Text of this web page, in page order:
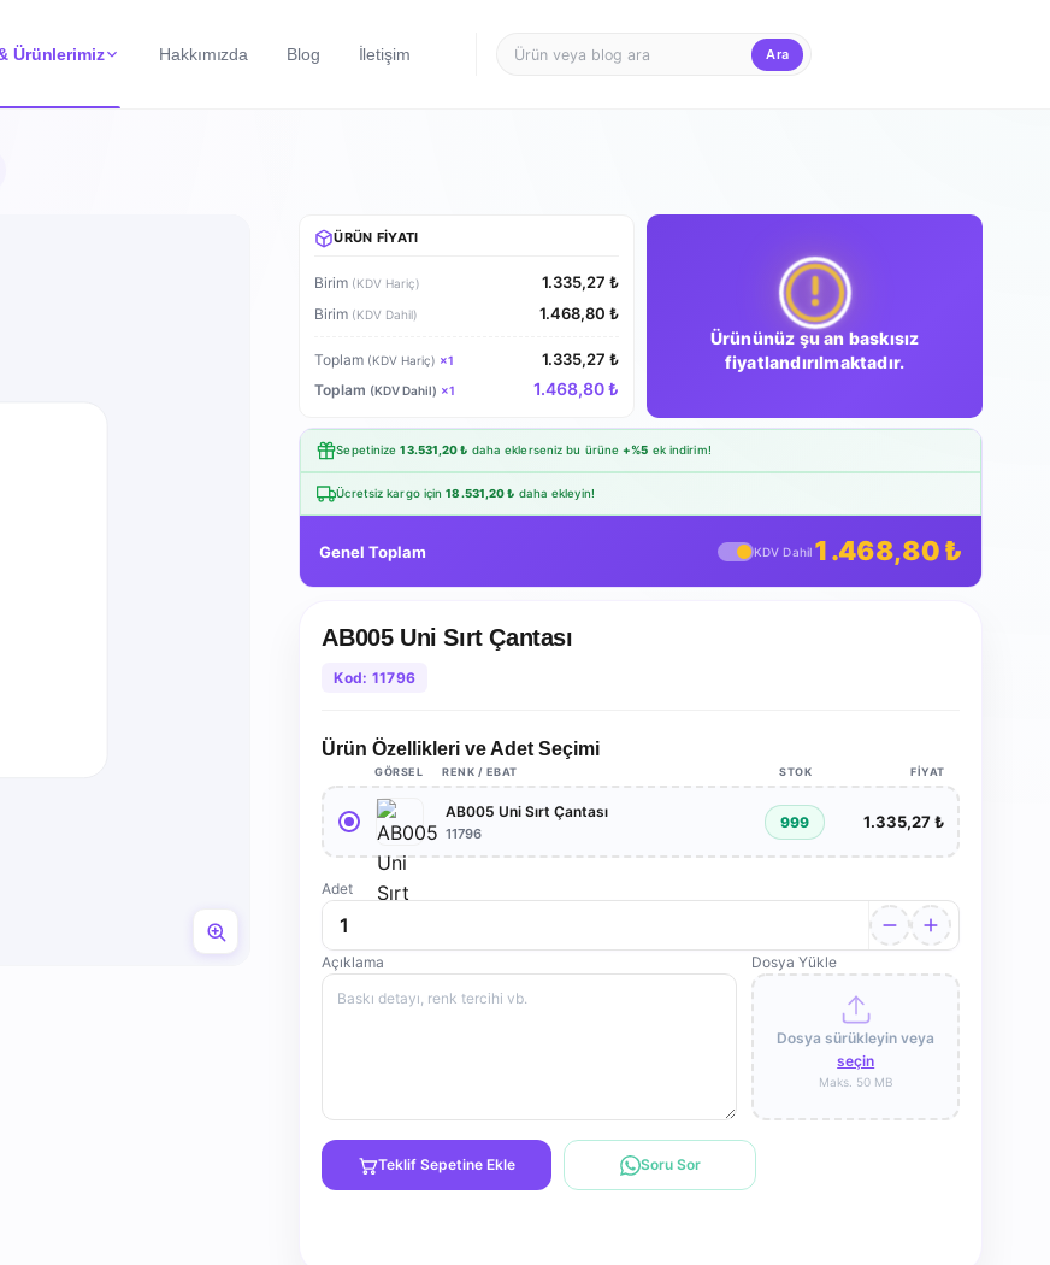
Ürünlerimiz Hakkımızda Blog İletişim Ara
ÜRÜN FIYATI
Birim (KDV Hariç) 1.335,27 ₺
Birim (KDV Dahil) 1.468,80 ₺
Toplam (KDV Hariç) ×1 1.335,27 ₺
Toplam (KDV Dahil) ×1 1.468,80 ₺
Ürününüz şu an baskısız
fiyatlandırılmaktadır.
Sepetinize13.531,20 ₺ daha eklerseniz bu ürüne+%5 ek indirim!
Ücretsiz kargo için18.531,20 ₺ daha ekleyin!
Genel Toplam KDV Dahil1.468,80 ₺
AB005 Uni Sırt Çantası
Kod: 11796
Ürün Özellikleri ve Adet Seçimi
GÖRSEL RENK / EBAT STOK FIYAT
AB005 Uni Sırt Çantası
11796
999 1.335,27 ₺
Adet
Açıklama Dosya Yükle
Dosya sürükleyin veya
seçin
Maks. 50 MB
Teklif Sepetine Ekle Soru Sor